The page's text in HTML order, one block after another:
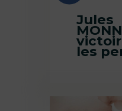
Jules
les